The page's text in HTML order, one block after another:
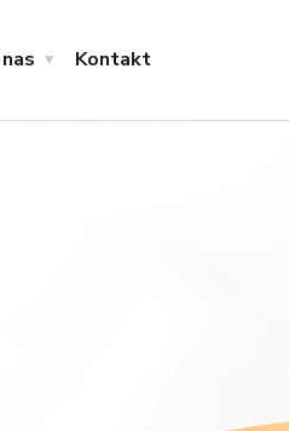
Kontakt